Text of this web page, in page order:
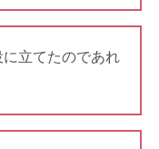
立てたのであれ